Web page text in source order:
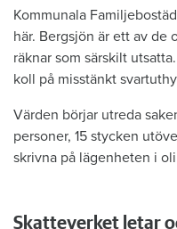
Kommunala
här. Bergsjön är ett av de
räknar som särskilt
koll på misstänkt
Värden börjar utreda
personer, 15 stycken
skrivna på lägenheten i
Skatteverket letar